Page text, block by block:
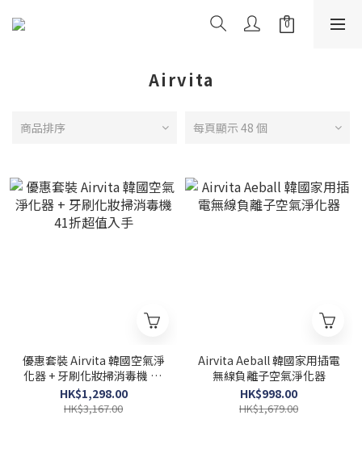
Airvita
商品排序 每頁顯示 48 個
優惠套裝 Airvita 韓國空氣淨
化器 + 牙刷化妝掃消毒機 41
折超值入手
HK$1,298.00
HK$3,167.00
Airvita Aeball 韓國家用插電
無線負離子空氣淨化器
HK$998.00
HK$1,679.00